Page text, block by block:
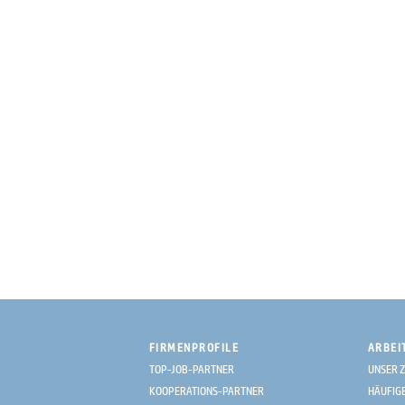
FIRMENPROFILE
TOP-JOB-PARTNER
KOOPERATIONS-PARTNER
UNSER